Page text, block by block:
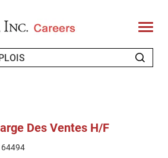
T
o
l
Des Ventes H/F
64494